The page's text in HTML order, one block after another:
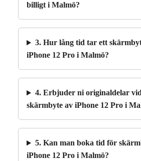
billigt i Malmö?
3. Hur lång tid tar ett
iPhone 12 Pro i Malmö?
4. Erbjuder ni originaldelar
skärmbyte av iPhone 12 Pro i
5. Kan man boka tid för
iPhone 12 Pro i Malmö?